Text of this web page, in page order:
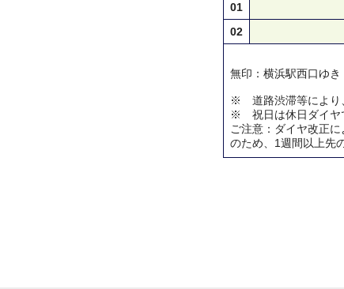
01
02
無印：横浜駅西口ゆき
※ 道路渋滞等により
※ 祝日は休日ダイヤ
ご注意：ダイヤ改正
のため、1週間以上先